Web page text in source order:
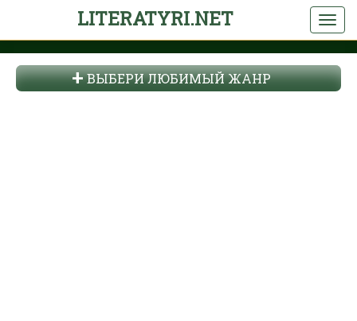
LITERATYRI.NET
ВЫБЕРИ ЛЮБИМЫЙ ЖАНР